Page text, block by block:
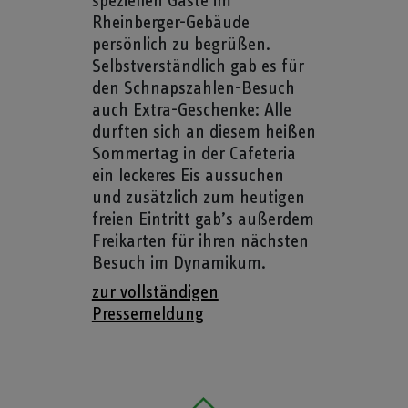
Rheinberger-Gebäude
persönlich zu begrüßen.
Selbstverständlich gab es für
den Schnapszahlen-Besuch
auch Extra-Geschenke: Alle
durften sich an diesem heißen
Sommertag in der Cafeteria
ein leckeres Eis aussuchen
und zusätzlich zum heutigen
freien Eintritt gab’s außerdem
Freikarten für ihren nächsten
Besuch im Dynamikum.
zur vollständigen
Pressemeldung